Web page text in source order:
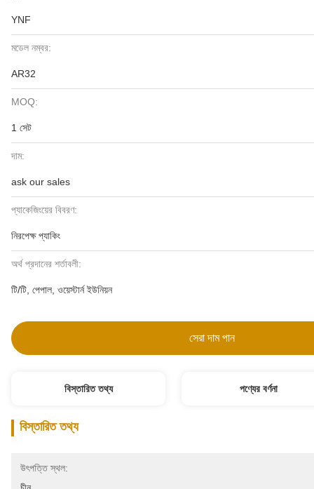
YNF
মডেল নম্বর:
AR32
MOQ:
1 সেট
দাম:
ask our sales
প্যাকেজিংয়ের বিবরণ:
নিরপেক্ষ প্যাকিং
অর্থ প্রদানের শর্তাবলী:
টি/টি, পেপাল, ওয়েস্টার্ন ইউনিয়ন
সেরা দাম পান
বিস্তারিত তথ্য পণ্যের বর্ণনা
বিস্তারিত তথ্য
উৎপত্তি স্থল: